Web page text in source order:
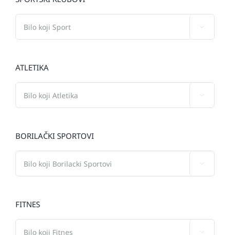
ATLETIKA
BORILAČKI SPORTOVI
FITNES